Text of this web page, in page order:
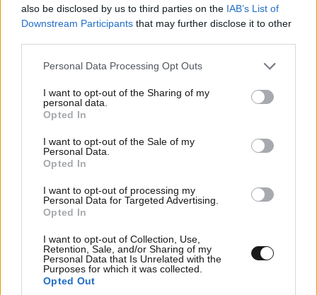
also be disclosed by us to third parties on the IAB’s List of
Downstream Participants that may further disclose it to other
Please note that this website/app uses one or more Google
not limited to your visit or usage behaviour. You may click to
grant or deny consent to Google and its third-party tags to
use your data for below specified purposes in below Google
consent section.
Personal Data Processing Opt Outs
I want to opt-out of the Sharing of my
personal data.
Opted In
I want to opt-out of the Sale of my
Personal Data.
Opted In
I want to opt-out of processing my
Personal Data for Targeted Advertising.
Opted In
I want to opt-out of Collection, Use,
Retention, Sale, and/or Sharing of my
Personal Data that Is Unrelated with the
Purposes for which it was collected.
Opted Out
Xαρακτήρες: 0/1000
Διαβάστε και ακολουθήστε τους κανόνες σχολιασμού
TRENDING